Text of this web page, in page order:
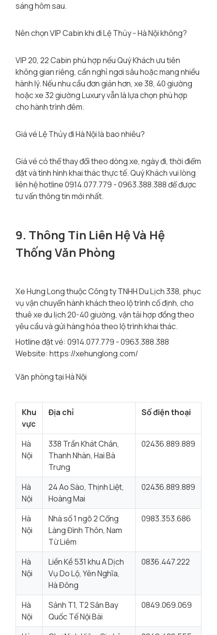
sáng hôm sau.
Nên chọn VIP Cabin khi đi Lệ Thủy - Hà Nội không?
VIP 20, 22 Cabin phù hợp nếu Quý Khách ưu tiên
không gian riêng, cần nghỉ ngơi sâu hoặc mang nhiều
hành lý. Nếu nhu cầu đơn giản hơn, xe 38, 40 giường
hoặc xe 32 giường Luxury vẫn là lựa chọn phù hợp
cho hành trình đêm.
Giá vé Lệ Thủy đi Hà Nội là bao nhiêu?
Giá vé có thể thay đổi theo dòng xe, ngày đi, thời điểm
đặt và tình hình khai thác thực tế. Quý Khách vui lòng
liên hệ hotline 0914.077.779 - 0963.388.388 để được
tư vấn thông tin mới nhất.
9. Thông Tin Liên Hệ Và Hệ
Thống Văn Phòng
Xe Hưng Long thuộc Công ty TNHH Du Lịch 338, phục
vụ vận chuyển hành khách theo lộ trình cố định, cho
thuê xe du lịch 20-40 giường, vận tải hợp đồng theo
yêu cầu và gửi hàng hóa theo lộ trình khai thác.
Hotline đặt vé: 0914.077.779 - 0963.388.388
Website: https://xehunglong.com/
Văn phòng tại Hà Nội
Khu
vực
Địa chỉ Số điện thoại
Hà
Nội
338 Trần Khát Chân,
Thanh Nhàn, Hai Bà
Trưng
02436.889.889
Hà
Nội
24 Ao Sào, Thịnh Liệt,
Hoàng Mai
02436.889.889
Hà
Nội
Nhà số 1 ngõ 2 Cổng
Làng Đình Thôn, Nam
Từ Liêm
0983.353.686
Hà
Nội
Liền Kề 531 khu A Dịch
Vụ Do Lộ, Yên Nghĩa,
Hà Đông
0836.447.222
Hà
Nội
Sảnh T1, T2 Sân Bay
Quốc Tế Nội Bài
0849.069.069